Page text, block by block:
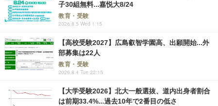
子30組無料...嘉悦大8/24
教育・受験
2026.8.5 Wed 1:15
【高校受験2027】広島叡智学園高、出願開始...外
部募集は22人
教育・受験
2026.8.4 Tue 22:15
【大学受験2026】北大一般選抜、道内出身者割合
は前期33.4%...過去10年で2番目の低さ